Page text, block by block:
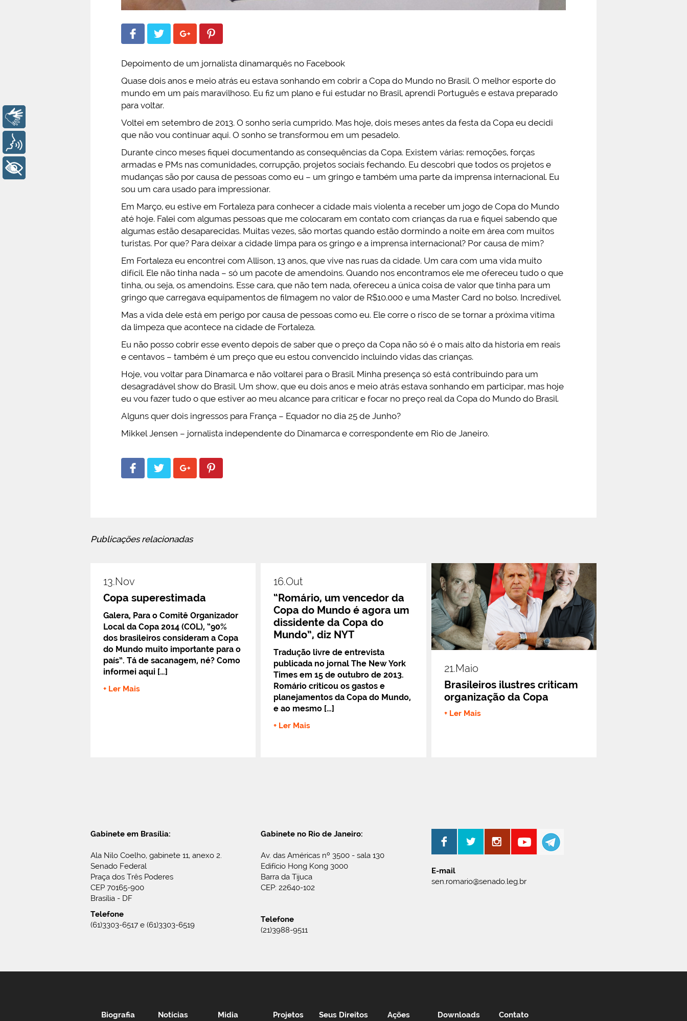
Depoimento de um jornalista dinamarquês no Facebook
Quase dois anos e meio atrás eu estava sonhando em cobrir a Copa do Mundo no Brasil. O melhor esporte do
mundo em um país maravilhoso. Eu fiz um plano e fui estudar no Brasil, aprendi Português e estava preparado
para voltar.
Voltei em setembro de 2013. O sonho seria cumprido. Mas hoje, dois meses antes da festa da Copa eu decidi
que não vou continuar aqui. O sonho se transformou em um pesadelo.
Durante cinco meses fiquei documentando as consequências da Copa. Existem várias: remoções, forças
armadas e PMs nas comunidades, corrupção, projetos sociais fechando. Eu descobri que todos os projetos e
mudanças são por causa de pessoas como eu – um gringo e também uma parte da imprensa internacional. Eu
sou um cara usado para impressionar.
Em Março, eu estive em Fortaleza para conhecer a cidade mais violenta a receber um jogo de Copa do Mundo
até hoje. Falei com algumas pessoas que me colocaram em contato com crianças da rua e fiquei sabendo que
algumas estão desaparecidas. Muitas vezes, são mortas quando estão dormindo a noite em área com muitos
turistas. Por que? Para deixar a cidade limpa para os gringo e a imprensa internacional? Por causa de mim?
Em Fortaleza eu encontrei com Allison, 13 anos, que vive nas ruas da cidade. Um cara com uma vida muito
difícil. Ele não tinha nada – só um pacote de amendoins. Quando nos encontramos ele me ofereceu tudo o que
tinha, ou seja, os amendoins. Esse cara, que não tem nada, ofereceu a única coisa de valor que tinha para um
gringo que carregava equipamentos de filmagem no valor de R$10.000 e uma Master Card no bolso. Incredível.
Mas a vida dele está em perigo por causa de pessoas como eu. Ele corre o risco de se tornar a próxima vítima
da limpeza que acontece na cidade de Fortaleza.
Eu não posso cobrir esse evento depois de saber que o preço da Copa não só é o mais alto da historia em reais
e centavos – também é um preço que eu estou convencido incluindo vidas das crianças.
Hoje, vou voltar para Dinamarca e não voltarei para o Brasil. Minha presença só está contribuindo para um
desagradável show do Brasil. Um show, que eu dois anos e meio atrás estava sonhando em participar, mas hoje
eu vou fazer tudo o que estiver ao meu alcance para criticar e focar no preço real da Copa do Mundo do Brasil.
Alguns quer dois ingressos para França – Equador no dia 25 de Junho?
Mikkel Jensen – jornalista independente do Dinamarca e correspondente em Rio de Janeiro.
Publicações relacionadas
13.nov
Copa superestimada
Galera, Para o Comitê Organizador
Local da Copa 2014 (COL), “90%
dos brasileiros consideram a Copa
do Mundo muito importante para o
país”. Tá de sacanagem, né? Como
informei aqui […]
+ Ler Mais
16.out
“Romário, um vencedor da
Copa do Mundo é agora um
dissidente da Copa do
Mundo”, diz NYT
Tradução livre de entrevista
publicada no jornal The New York
Times em 15 de outubro de 2013.
Romário criticou os gastos e
planejamentos da Copa do Mundo,
e ao mesmo […]
+ Ler Mais
21.maio
Brasileiros ilustres criticam
organização da Copa
+ Ler Mais
Gabinete em Brasília:
Ala Nilo Coelho, gabinete 11, anexo 2.
Senado Federal
Praça dos Três Poderes
CEP 70165-900
Brasília - DF
Telefone
(61)3303-6517 e (61)3303-6519
Gabinete no Rio de Janeiro:
Av. das Américas nº 3500 - sala 130
Edifício Hong Kong 3000
Barra da Tijuca
CEP: 22640-102
Telefone
(21)3988-9511
E-mail
sen.romario@senado.leg.br
Biografia Notícias Midia Projetos Seus Direitos Ações Downloads Contato